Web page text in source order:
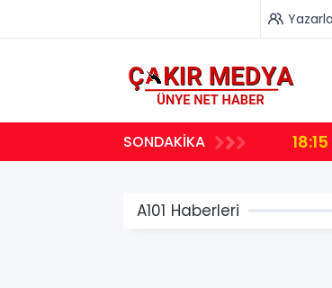
SONDAKİKA 18:15
A101 Haberleri